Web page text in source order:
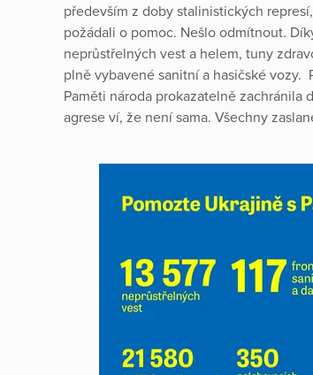
především z doby stalinistických
požádali o pomoc. Nešlo odmítnout.
neprůstřelných vest a helem, tuny
plně vybavené sanitní a hasičské vozy.
Paměti národa prokazatelně
agrese ví, že není sama. Všechny